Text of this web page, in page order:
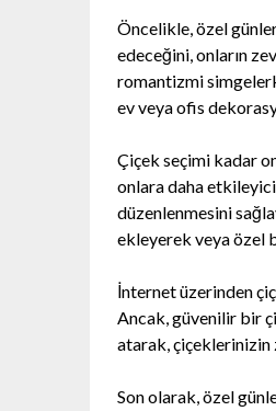
Öncelikle, özel
edeceğini, onların
romantizmi
ev veya ofis
Çiçek seçimi kadar
onlara daha
düzenlenmesini
ekleyerek veya özel
İnternet üzerinden
Ancak, güvenilir bir
atarak, çiçeklerinizin
Son olarak, özel